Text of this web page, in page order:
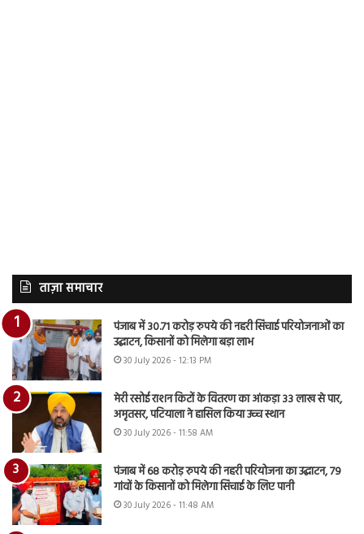
ताज़ा समाचार
पंजाब में 30.71 करोड़ रुपये की नहरी सिंचाई परियोजनाओं का
उद्घाटन, किसानों को मिलेगा बड़ा लाभ
30 July 2026 - 12:13 PM
मेरी रसोई राशन किटों के वितरण का आंकड़ा 33 लाख से पार,
अमृतसर, पटियाला ने हासिल किया उच्च स्थान
30 July 2026 - 11:58 AM
पंजाब में 68 करोड़ रुपये की नहरी परियोजना का उद्घाटन, 79
गांवों के किसानों को मिलेगा सिंचाई के लिए पानी
30 July 2026 - 11:48 AM